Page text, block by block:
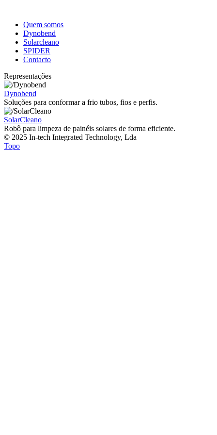
Quem somos
Dynobend
Solarcleano
SPIDER
Contacto
Representações
Dynobend
Soluções para conformar a frio tubos, fios e perfis.
SolarCleano
Robô para limpeza de painéis solares de forma eficiente.
© 2025 In-tech Integrated Technology, Lda
Topo